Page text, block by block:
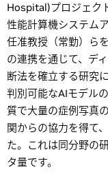
Hospital)プロジェク
性能計算機システム
任准教授（常勤）ら
の連携を通じて、デ
断法を確立する研究
判別可能なAIモデル
質で大量の症例写真
関からの協力を得て
た。これは同分野の
タ量です。